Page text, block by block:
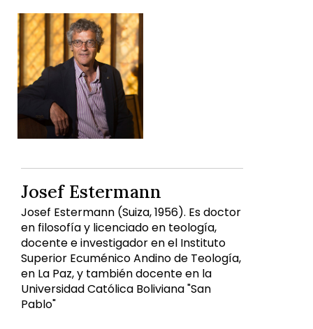
Josef Estermann
Josef Estermann (Suiza, 1956). Es doctor
en filosofía y licenciado en teología,
docente e investigador en el Instituto
Superior Ecuménico Andino de Teología,
en La Paz, y también docente en la
Universidad Católica Boliviana "San
Pablo"